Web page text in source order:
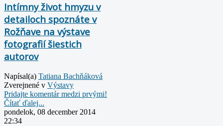
Intímny život hmyzu v
detailoch spoznáte v
Rožňave na výstave
fotografií šiestich
autorov
Napísal(a) Tatiana Bachňáková
Zverejnené v Výstavy
Pridajte komentár medzi prvými!
Čítať ďalej...
pondelok, 08 december 2014
22:34